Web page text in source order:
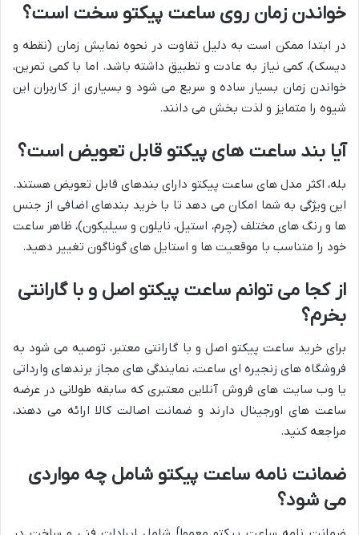
خواندن زمان روی ساعت پیکتو سخت است؟
در ابتدا ممکن است به دلیل تفاوت در نحوه نمایش زمان (نقطه و
دیسک)، کمی نیاز به عادت و تطبیق داشته باشد. اما با کمی تمرین،
خواندن زمان بسیار ساده و سریع می شود و بسیاری از کاربران این
شیوه را متمایز و لذت بخش می دانند.
آیا بند ساعت های پیکتو قابل تعویض است؟
بله، اکثر مدل های ساعت پیکتو دارای بندهای قابل تعویض هستند.
این ویژگی به شما امکان می دهد تا با خرید بندهای اضافی از جنس
ها و رنگ های مختلف (چرم، استیل، نایلون و سیلیکون)، ظاهر ساعت
خود را متناسب با موقعیت ها و استایل های گوناگون تغییر دهید.
از کجا می توانم ساعت پیکتو اصل و با گارانتی
بخرم؟
برای خرید ساعت پیکتو اصل و با گارانتی معتبر، توصیه می شود به
فروشگاه های زنجیره ای ساعت، نمایندگی های مجاز برندهای وارداتی
یا وب سایت های فروش آنلاین معتبری که سابقه طولانی در عرضه
ساعت های اورجینال دارند و ضمانت اصالت کالا ارائه می دهند،
مراجعه کنید.
ضمانت نامه ساعت پیکتو شامل چه مواردی
می شود؟